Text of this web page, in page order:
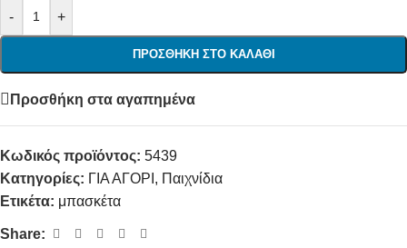
- +
ΠΡΟΣΘΉΚΗ ΣΤΟ ΚΑΛΆΘΙ
Προσθήκη στα αγαπημένα
Κωδικός προϊόντος: 5439
Κατηγορίες: ΓΙΑ ΑΓΟΡΙ , Παιχνίδια
Ετικέτα: μπασκέτα
Share: